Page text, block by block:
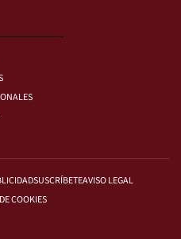
SUSCRÍBETEAVISO LEGAL
COOKIES